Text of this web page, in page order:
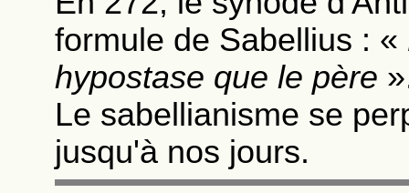
formule de Sabellius : «
hypostase que le père
Le sabellianisme se
jusqu'à nos jours.